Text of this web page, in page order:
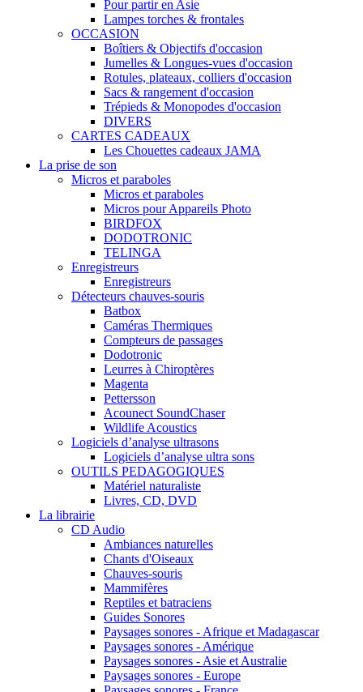
Pour partir en Asie
Lampes torches & frontales
OCCASION
Boîtiers & Objectifs d'occasion
Jumelles & Longues-vues d'occasion
Rotules, plateaux, colliers d'occasion
Sacs & rangement d'occasion
Trépieds & Monopodes d'occasion
DIVERS
CARTES CADEAUX
Les Chouettes cadeaux JAMA
La prise de son
Micros et paraboles
Micros et paraboles
Micros pour Appareils Photo
BIRDFOX
DODOTRONIC
TELINGA
Enregistreurs
Enregistreurs
Détecteurs chauves-souris
Batbox
Caméras Thermiques
Compteurs de passages
Dodotronic
Leurres à Chiroptères
Magenta
Pettersson
Acounect SoundChaser
Wildlife Acoustics
Logiciels d’analyse ultrasons
Logiciels d’analyse ultra sons
OUTILS PEDAGOGIQUES
Matériel naturaliste
Livres, CD, DVD
La librairie
CD Audio
Ambiances naturelles
Chants d'Oiseaux
Chauves-souris
Mammifères
Reptiles et batraciens
Guides Sonores
Paysages sonores - Afrique et Madagascar
Paysages sonores - Amérique
Paysages sonores - Asie et Australie
Paysages sonores - Europe